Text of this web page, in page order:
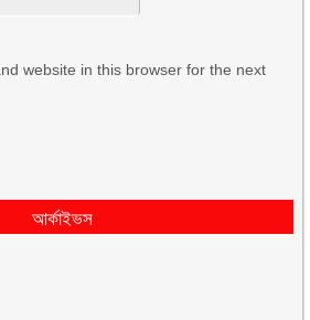
website in this browser for the next
আর্কাইভস